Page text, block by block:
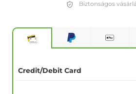
Biztonságos
Credit/Debit Card